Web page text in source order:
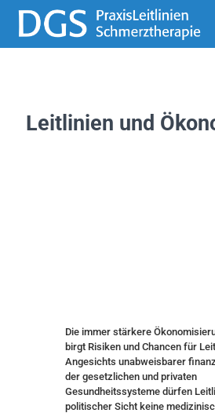
Leitlinien und
Die immer stärkere
birgt Risiken und Chancen für
Angesichts unabweisbarer
der gesetzlichen und privaten
Gesundheitssysteme dürfen
politischer Sicht keine